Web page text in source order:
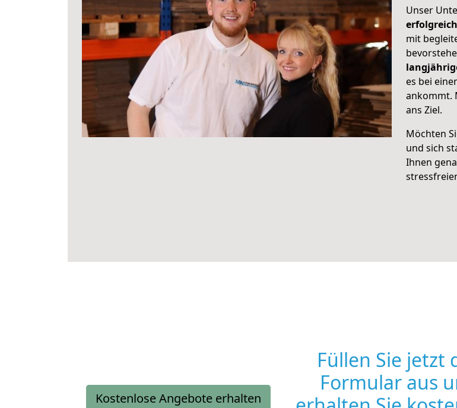
Unser
mit
es bei
ankommt.
ans Ziel.
Möchten
und sich
Ihnen
Kostenlose Angebote erhalten
Füllen Sie jetzt
Formular aus